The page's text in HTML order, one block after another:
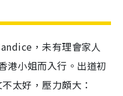
，未有理會家人
港小姐而入行。出道初
太好，壓力頗大：